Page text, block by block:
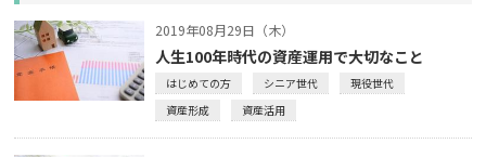
2019年08月29日（木）
人生100年時代の資産運用で大切なこと
はじめての方 シニア世代
現役世代
資産形成
資産活用